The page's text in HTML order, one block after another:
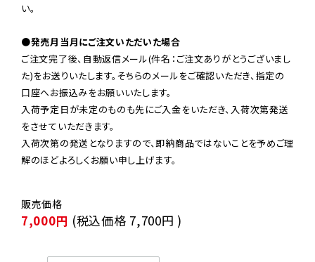
い。
●発売月当月にご注文いただいた場合
ご注文完了後、自動返信メール(件名：ご注文ありがとうございまし
た)をお送りいたします。そちらのメールをご確認いただき、指定の
口座へお振込みをお願いいたします。
入荷予定日が未定のものも先にご入金をいただき、入荷次第発送
をさせていただきます。
入荷次第の発送となりますので、即納商品ではないことを予めご理
解のほどよろしくお願い申し上げます。
7,000円 (税込価格 7,700円 )